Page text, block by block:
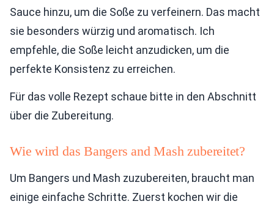
Sauce hinzu, um die Soße zu verfeinern. Das macht
sie besonders würzig und aromatisch. Ich
empfehle, die Soße leicht anzudicken, um die
perfekte Konsistenz zu erreichen.
Für das volle Rezept schaue bitte in den Abschnitt
über die Zubereitung.
Wie wird das Bangers and Mash zubereitet?
Um Bangers und Mash zuzubereiten, braucht man
einige einfache Schritte. Zuerst kochen wir die